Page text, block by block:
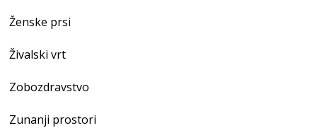
Ženske prsi
Živalski vrt
Zobozdravstvo
Zunanji prostori